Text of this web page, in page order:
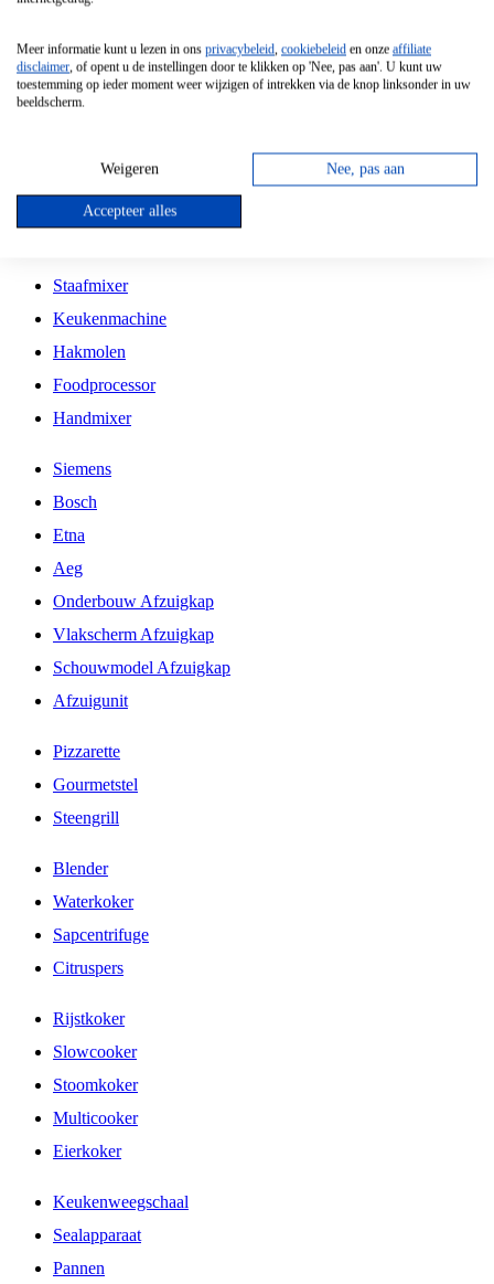
Vrijstaande Magnetron
Vrijstaande Kookplaat
Inbouw Gaskookplaat
Inbouw Keramische Kookplaat
Kookplaat Accessoires
Staafmixer
Keukenmachine
Hakmolen
Foodprocessor
Handmixer
Siemens
Bosch
Etna
Aeg
Onderbouw Afzuigkap
Vlakscherm Afzuigkap
Schouwmodel Afzuigkap
Afzuigunit
Pizzarette
Gourmetstel
Steengrill
Blender
Waterkoker
Sapcentrifuge
Citruspers
Rijstkoker
Slowcooker
Stoomkoker
Multicooker
Eierkoker
Keukenweegschaal
Sealapparaat
Pannen
Meer informatie kunt u lezen in ons privacybeleid, cookiebeleid en onze affiliate
disclaimer, of opent u de instellingen door te klikken op 'Nee, pas aan'. U kunt uw
toestemming op ieder moment weer wijzigen of intrekken via de knop linksonder in uw
beeldscherm.
Weigeren Nee, pas aan
Accepteer alles